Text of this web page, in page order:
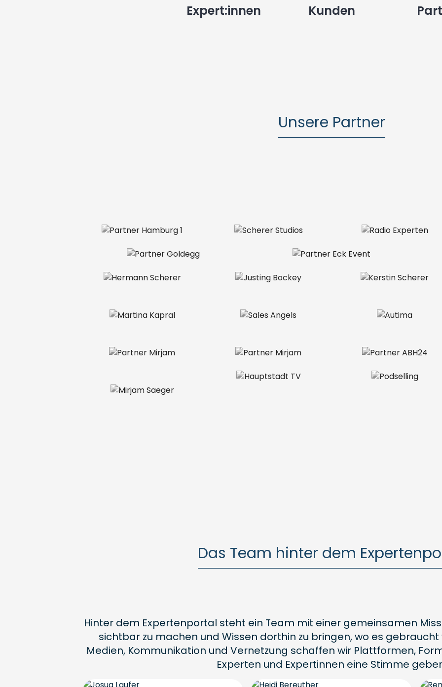
Expert:innen Kunden
Unsere Partner
Das Team hinter dem
Hinter dem Expertenportal steht ein Team mit einer gemeinsamen
sichtbar zu machen und Wissen dorthin zu bringen, wo es
Medien, Kommunikation und Vernetzung schaffen wir Plattformen,
Experten und Expertinnen eine Stimme